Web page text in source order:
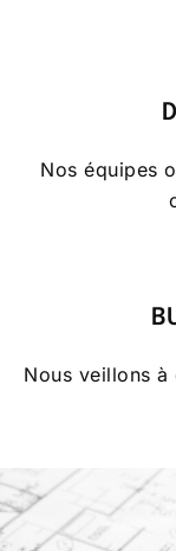
Nos équipes
Nous veillons